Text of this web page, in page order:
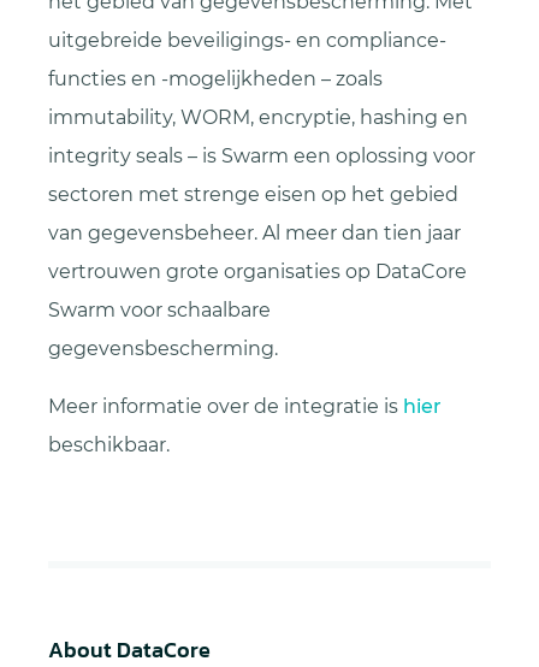
uitgebreide beveiligings- en compliance-
functies en -mogelijkheden – zoals
immutability, WORM, encryptie, hashing en
integrity seals – is Swarm een oplossing voor
sectoren met strenge eisen op het gebied
van gegevensbeheer. Al meer dan tien jaar
vertrouwen grote organisaties op DataCore
Swarm voor schaalbare
gegevensbescherming.
Meer informatie over de integratie is hier
beschikbaar.
About DataCore